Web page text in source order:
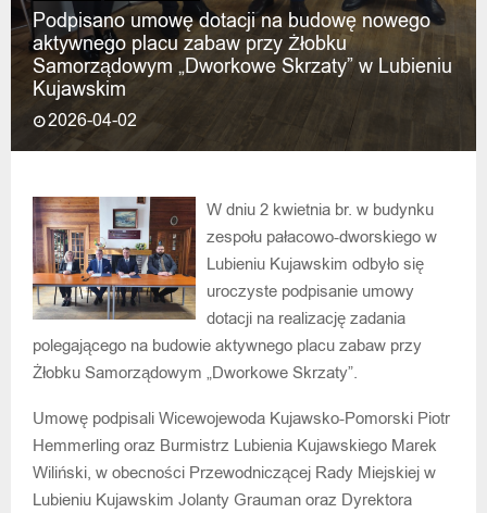
Podpisano umowę dotacji na budowę nowego
aktywnego placu zabaw przy Żłobku
Samorządowym „Dworkowe Skrzaty” w Lubieniu
Kujawskim
2026-04-02
W dniu 2 kwietnia br. w budynku
zespołu pałacowo-dworskiego w
Lubieniu Kujawskim odbyło się
uroczyste podpisanie umowy
dotacji na realizację zadania
polegającego na budowie aktywnego placu zabaw przy
Żłobku Samorządowym „Dworkowe Skrzaty”.
Umowę podpisali Wicewojewoda Kujawsko-Pomorski Piotr
Hemmerling oraz Burmistrz Lubienia Kujawskiego Marek
Wiliński, w obecności Przewodniczącej Rady Miejskiej w
Lubieniu Kujawskim Jolanty Grauman oraz Dyrektora